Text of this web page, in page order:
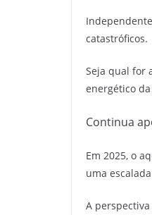
catastróficos.
Seja qual for
energético
Continua
Em 2025, o
uma
A